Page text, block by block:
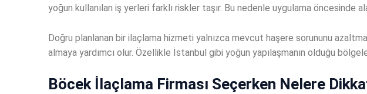
yoğun kullanılan iş yerleri farklı riskler taşır. Bu nedenle uygulama öncesinde
Doğru planlanan bir ilaçlama hizmeti yalnızca mevcut haşere sorununu
almaya yardımcı olur. Özellikle İstanbul gibi yoğun yapılaşmanın olduğu
Böcek İlaçlama Firması Seçerken Nelere